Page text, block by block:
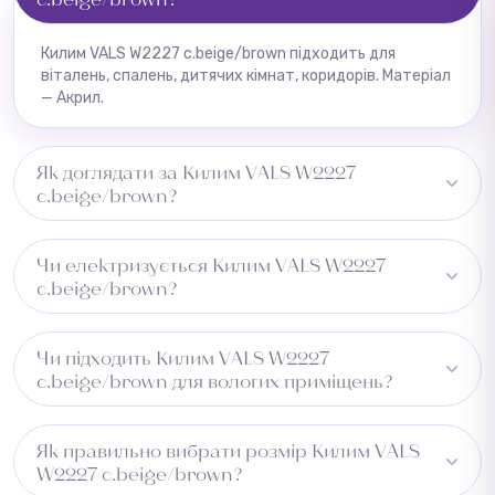
Килим VALS W2227 c.beige/brown підходить для
віталень, спалень, дитячих кімнат, коридорів. Матеріал
— Акрил.
Як доглядати за Килим VALS W2227
c.beige/brown?
вологою ганчіркою.
Чи електризується Килим VALS W2227
c.beige/brown?
вологості.
Чи підходить Килим VALS W2227
c.beige/brown для вологих приміщень?
Як правильно вибрати розмір Килим VALS
W2227 c.beige/brown?